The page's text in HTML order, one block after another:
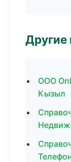
Другие
ООО
Кызыл